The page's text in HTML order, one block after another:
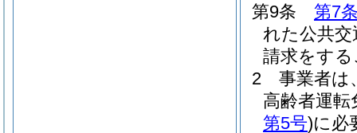
第9条
第7
れた公共
請求をす
2
事業者は
高齢者運転
第5号)に必